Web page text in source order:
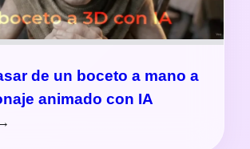
de un boceto a mano a
animado con IA